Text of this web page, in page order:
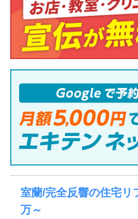
室蘭/完全反響の住宅リ
万～